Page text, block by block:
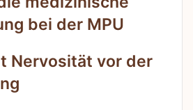
bei der MPU
Nervosität vor der